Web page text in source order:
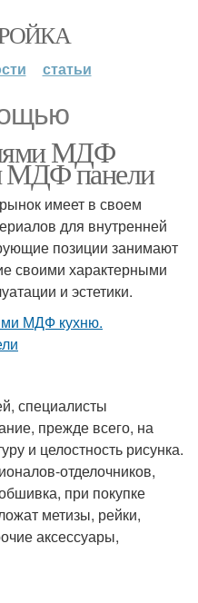
статьи
МДФ
МДФ панели
имеет в своем
для внутренней
позиции занимают
своими характерными
и эстетики.
специалисты
прежде всего, на
и целостность рисунка.
отделочников,
при покупке
метизы, рейки,
аксессуары,